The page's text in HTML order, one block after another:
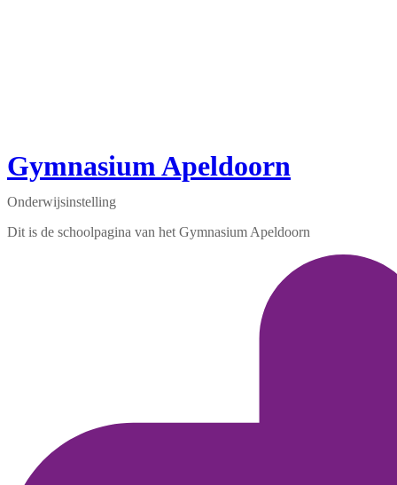
Gymnasium Apeldoorn
Onderwijsinstelling
Dit is de schoolpagina van het Gymnasium Apeldoorn